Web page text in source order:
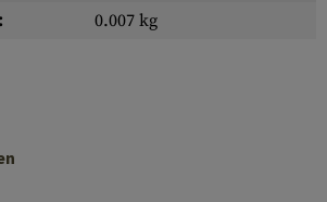
0.007 kg